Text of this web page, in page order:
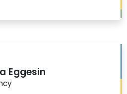
Eggesin